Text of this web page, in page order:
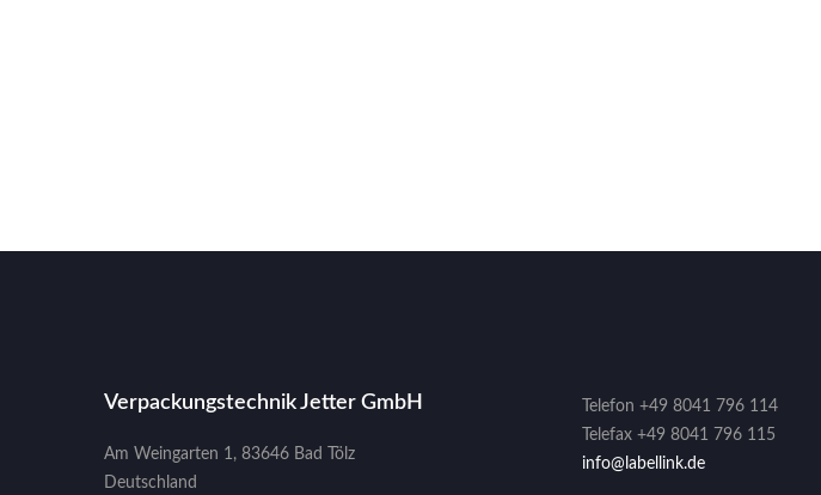
Verpackungstechnik Jetter GmbH
Am Weingarten 1, 83646 Bad Tölz
Deutschland
Telefon +49 8041 796 114
Telefax +49 8041 796 115
info@labellink.de